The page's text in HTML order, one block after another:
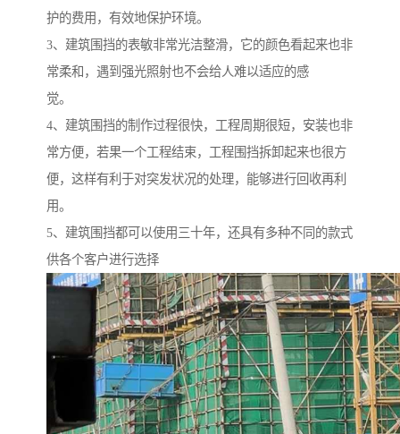
护的费用，有效地保护环境。
3、建筑围挡的表敏非常光洁整滑，它的颜色看起来也非
常柔和，遇到强光照射也不会给人难以适应的感
觉。
4、建筑围挡的制作过程很快，工程周期很短，安装也非
常方便，若果一个工程结束，工程围挡拆卸起来也很方
便，这样有利于对突发状况的处理，能够进行回收再利
用。
5、建筑围挡都可以使用三十年，还具有多种不同的款式
供各个客户进行选择